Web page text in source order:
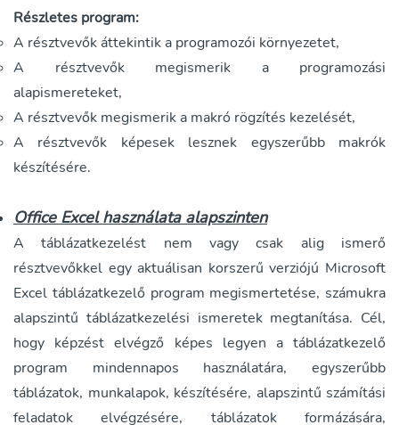
Részletes program:
A résztvevők áttekintik a programozói környezetet,
A résztvevők megismerik a programozási
alapismereteket,
A résztvevők megismerik a makró rögzítés kezelését,
A résztvevők képesek lesznek egyszerűbb makrók
készítésére.
Office Excel használata alapszinten
A táblázatkezelést nem vagy csak alig ismerő
résztvevőkkel egy aktuálisan korszerű verziójú Microsoft
Excel táblázatkezelő program megismertetése, számukra
alapszintű táblázatkezelési ismeretek megtanítása. Cél,
hogy képzést elvégző képes legyen a táblázatkezelő
program mindennapos használatára, egyszerűbb
táblázatok, munkalapok, készítésére, alapszintű számítási
feladatok elvégzésére, táblázatok formázására,